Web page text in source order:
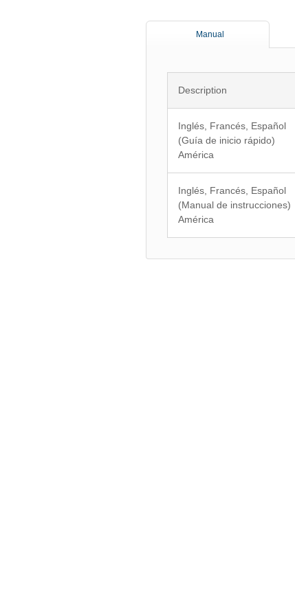
Manual
Description
Inglés, Francés, Español
(Guía de inicio rápido)
América
Inglés, Francés, Español
(Manual de instrucciones)
América